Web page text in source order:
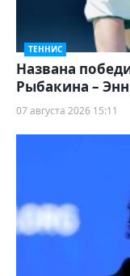
ТЕННИС
Названа
Рыбакина –
07 августа 2026 15:11